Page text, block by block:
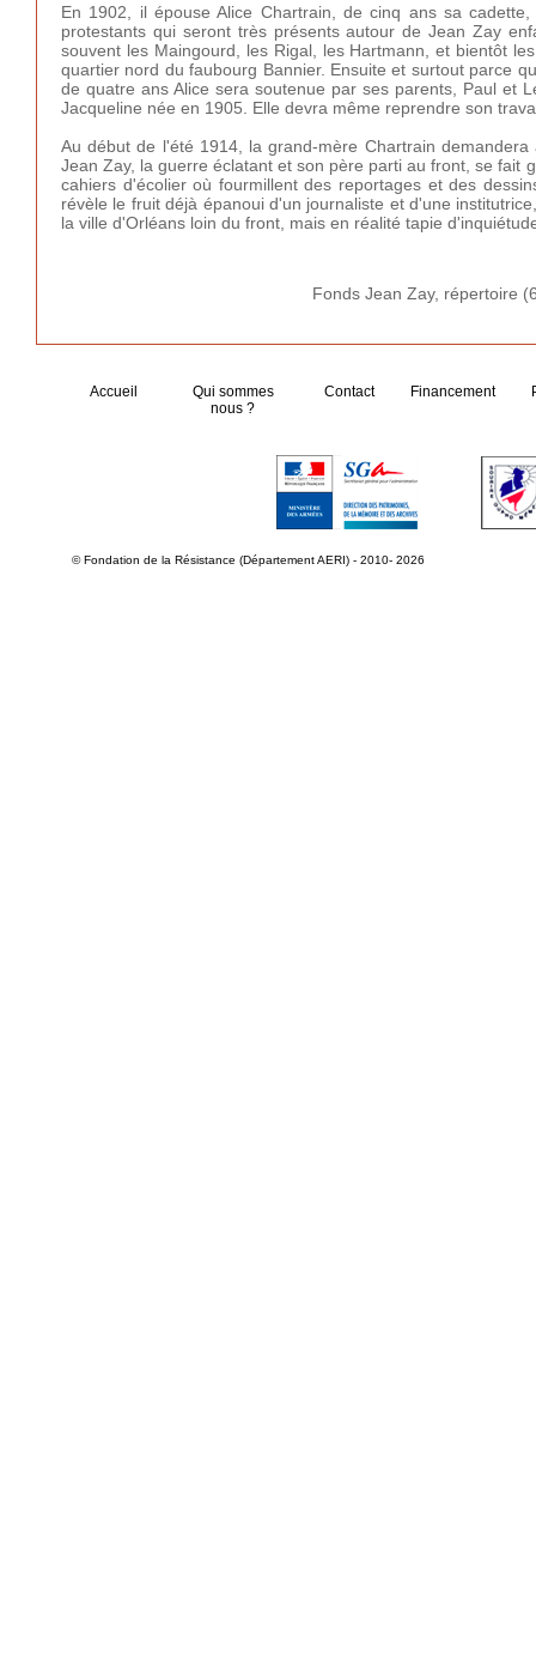
En 1902, il épouse Alice Chartrain, de cinq ans sa
protestants qui seront très présents autour de Jean Zay
souvent les Maingourd, les Rigal, les Hartmann, et bientôt
quartier nord du faubourg Bannier. Ensuite et surtout parce
de quatre ans Alice sera soutenue par ses parents, Paul et
Jacqueline née en 1905. Elle devra même reprendre son
Au début de l'été 1914, la grand-mère Chartrain
Jean Zay, la guerre éclatant et son père parti au front, se
cahiers d'écolier où fourmillent des reportages et des
révèle le fruit déjà épanoui d'un journaliste et d'une
la ville d'Orléans loin du front, mais en réalité tapie
Fonds Jean Zay, répertoire
Accueil
Qui sommes
nous ?
Contact Financement
© Fondation de la Résistance (Département AERI) - 2010- 2026